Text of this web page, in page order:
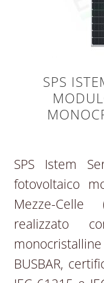
SPS
SPS Istem
fotovoltaico
Mezze-
realizzato
monocristalline
BUSBAR,